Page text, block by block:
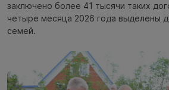
заключено более 41 тысячи таких
четыре месяца 2026 года выделены
семей.